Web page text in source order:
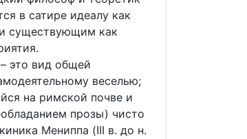
в сатире идеалу как
существующим как
это вид общей
веселью;
на римской почве и
прозы) чисто
Мениппа (III в. до н.